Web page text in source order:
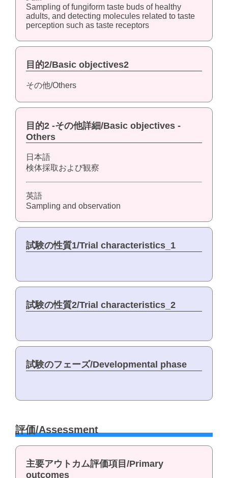
Sampling of fungiform taste buds of healthy
adults, and detecting molecules related to taste
perception such as taste receptors
目的2/Basic objectives2
その他/Others
目的2 -その他詳細/Basic objectives -
Others
日本語
検体採取および観察
英語
Sampling and observation
試験の性質1/Trial characteristics_1
試験の性質2/Trial characteristics_2
試験のフェーズ/Developmental phase
評価/Assessment
主要アウトカム評価項目/Primary
outcomes